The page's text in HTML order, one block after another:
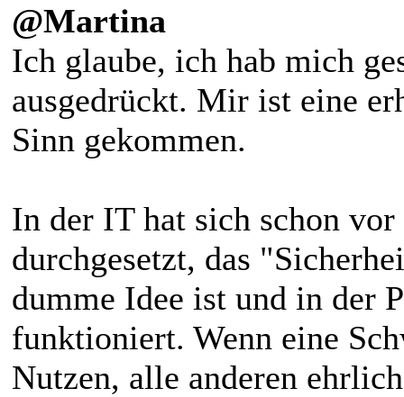
@Martina
Ich glaube, ich hab mich
ausgedrückt. Mir ist eine
Sinn gekommen.
In der IT hat sich schon
durchgesetzt, das
dumme Idee ist und in der
funktioniert. Wenn eine
Nutzen, alle anderen